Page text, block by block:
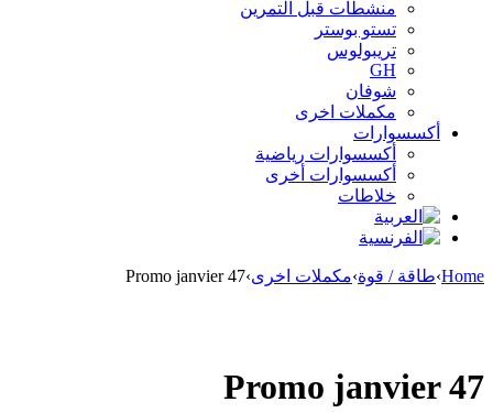
منشطات قبل التمرين
تستو بوستر
تريبولوس
GH
شوفان
مكملات اخرى
أكسسوارات
أكسسوارات رياضية
أكسسوارات أخرى
خلاطات
Home
›طاقة / قوة›مكملات اخرى›
Promo janvier 47
Promo janvier 47